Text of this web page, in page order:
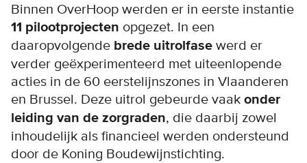
Binnen OverHoop werden er in eerste instantie
11 pilootprojecten opgezet. In een
daaropvolgende brede uitrolfase werd er
verder geëxperimenteerd met uiteenlopende
acties in de 60 eerstelijnszones in Vlaanderen
en Brussel. Deze uitrol gebeurde vaak onder
leiding van de zorgraden, die daarbij zowel
inhoudelijk als financieel werden ondersteund
door de Koning Boudewijnstichting.